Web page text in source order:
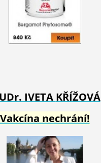
IVETA KŘÍŽOVÁ
Vakcína nechrání!